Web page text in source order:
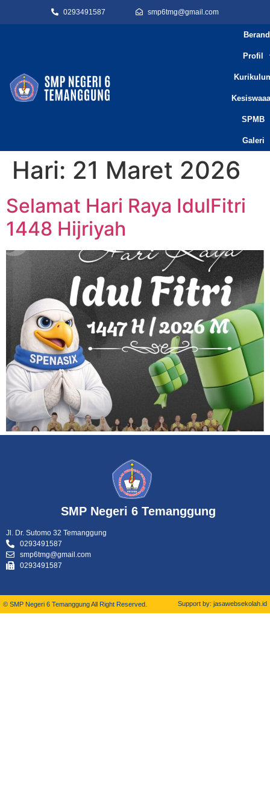
0293491587 smp6tmg@gmail.com
Profil
SPMB
Galeri
Hari: 21 Maret 2026
Selamat Hari Raya IdulFitri
1448 Hijriyah
SMP Negeri 6 Temanggung
Jl. Dr. Sutomo 32 Temanggung
0293491587
smp6tmg@gmail.com
0293491587
© SMP Negeri 6 Temanggung All Right Reserved. Support by: jasawebsekolah.id